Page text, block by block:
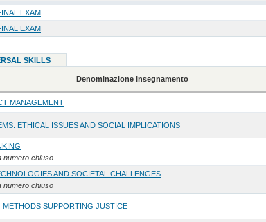
EXAM
EXAM
SKILLS
Denominazione Insegnamento
MANAGEMENT
ETHICAL ISSUES AND SOCIAL IMPLICATIONS
numero chiuso
AND SOCIETAL CHALLENGES
numero chiuso
METHODS SUPPORTING JUSTICE